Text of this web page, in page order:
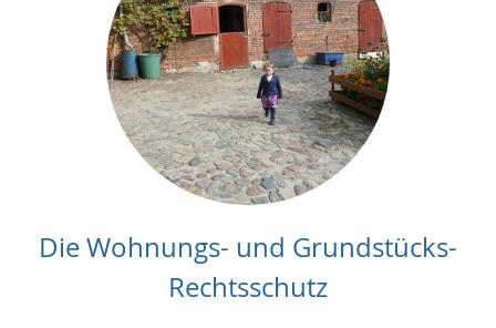
Die Wohnungs- und Grundstücks-
Rechtsschutz